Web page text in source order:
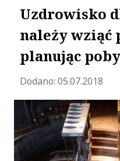
Uzdrowisko
należy wziąć
planując
Dodano: 05.07.2018